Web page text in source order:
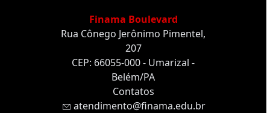
Finama Boulevard
Rua Cônego Jerônimo Pimentel,
207
CEP: 66055-000 - Umarizal -
Belém/PA
Contatos
atendimento@finama.edu.br